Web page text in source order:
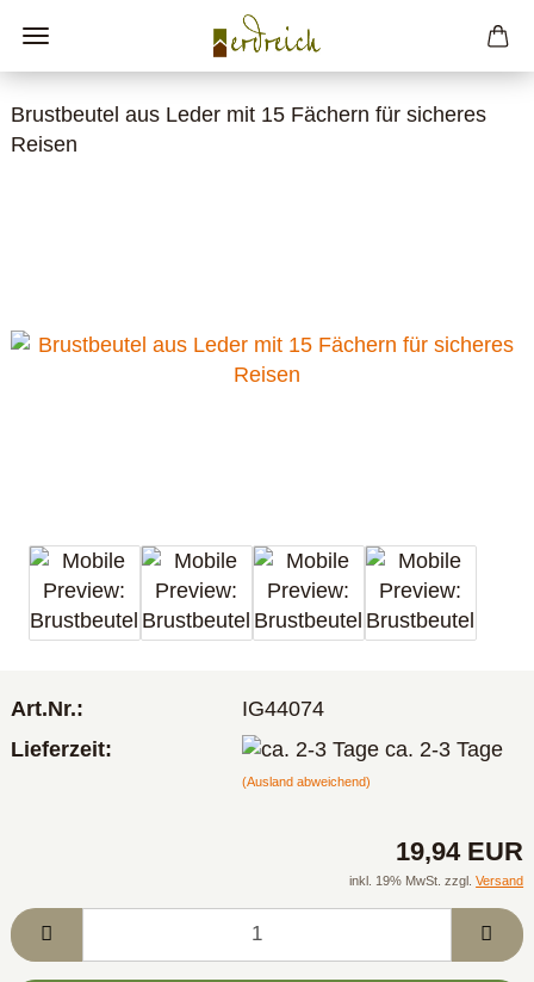
Brustbeutel aus Leder mit 15 Fächern für sicheres
Reisen
Art.Nr.:
IG44074
Lieferzeit:
ca. 2-3 Tage
(Ausland abweichend)
19,94 EUR
inkl. 19% MwSt. zzgl.Versand